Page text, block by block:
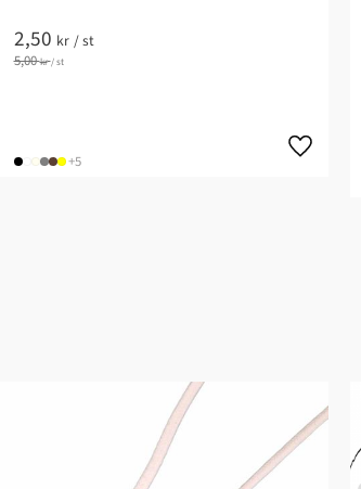
2,50 kr /st
5,00 kr /st
+5